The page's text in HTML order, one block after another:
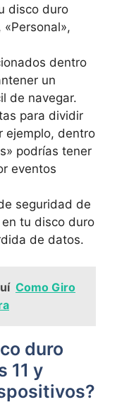
disco duro
dentro
un
de navegar.
para dividir
ejemplo, dentro
podrías tener
eventos
seguridad de
tu disco duro
de datos.
Como Giro
duro
11 y